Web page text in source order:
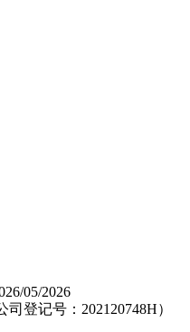
05/2026
登记号：202120748H）